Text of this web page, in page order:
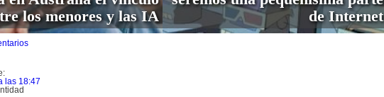
los menores y las IA
de Internet
las 18:47